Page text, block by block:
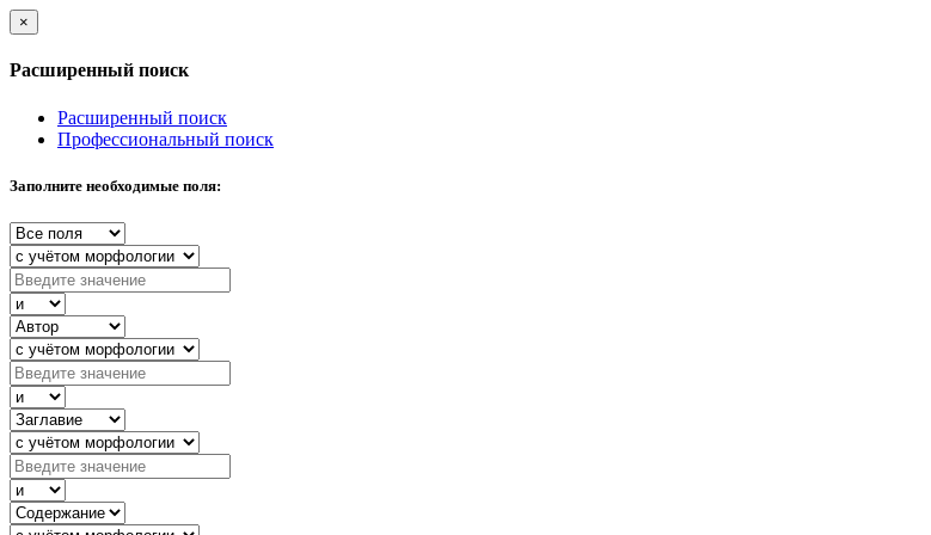
×
Расширенный поиск
Расширенный поиск
Профессиональный поиск
Заполните необходимые поля: